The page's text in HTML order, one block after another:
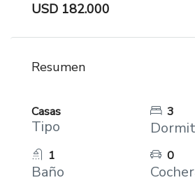
USD 182.000
Resumen
Casas
Tipo
3
1
Baño
0